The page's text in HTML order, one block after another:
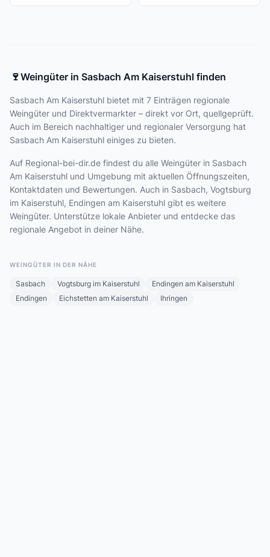
🍷Weingüter in Sasbach Am Kaiserstuhl finden
Sasbach Am Kaiserstuhl bietet mit 7 Einträgen regionale
Weingüter und Direktvermarkter – direkt vor Ort, quellgeprüft.
Auch im Bereich nachhaltiger und regionaler Versorgung hat
Sasbach Am Kaiserstuhl einiges zu bieten.
Auf Regional-bei-dir.de findest du alle Weingüter in Sasbach
Am Kaiserstuhl und Umgebung mit aktuellen Öffnungszeiten,
Kontaktdaten und Bewertungen. Auch in Sasbach, Vogtsburg
im Kaiserstuhl, Endingen am Kaiserstuhl gibt es weitere
Weingüter. Unterstütze lokale Anbieter und entdecke das
regionale Angebot in deiner Nähe.
WEINGÜTER IN DER NÄHE
Sasbach Vogtsburg im Kaiserstuhl
Endingen am Kaiserstuhl
Endingen
Eichstetten am Kaiserstuhl Ihringen